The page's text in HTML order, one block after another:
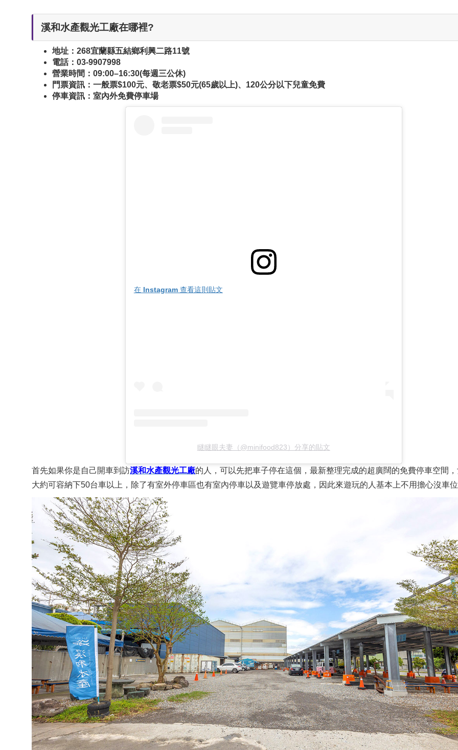
溪和水產觀光工廠在哪裡?
地址：268宜蘭縣五結鄉利興二路11號
電話：03-9907998
營業時間：09:00–16:30(​每週三公休)
門票資訊： 一般票$100元、敬老票$50元(65歲以上)、120公分以下兒童免費
停車資訊：室內外免費停車場
在 Instagram 查看這則貼文
瞇瞇眼夫妻（@minifood823）分享的貼文
首先如果你是自己開車到訪溪和水產觀光工廠的人，可以先把車子停在這個，最新整理完成的超廣闊的免費停車空間
大約可容納下50台車以上，除了有室外停車區也有室內停車以及遊覽車停放處，因此來遊玩的人基本上不用擔心沒車